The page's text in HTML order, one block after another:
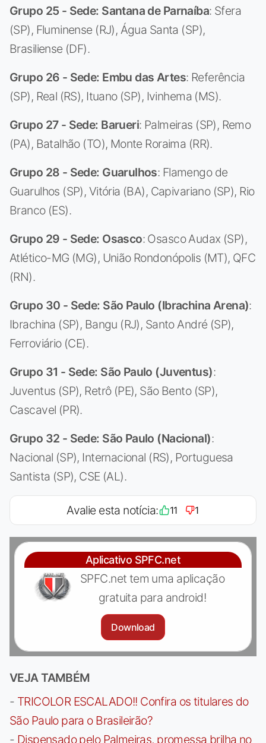
Grupo 25 - Sede: Santana de Parnaíba: Sfera
(SP), Fluminense (RJ), Água Santa (SP),
Brasiliense (DF).
Grupo 26 - Sede: Embu das Artes: Referência
(SP), Real (RS), Ituano (SP), Ivinhema (MS).
Grupo 27 - Sede: Barueri: Palmeiras (SP), Remo
(PA), Batalhão (TO), Monte Roraima (RR).
Grupo 28 - Sede: Guarulhos: Flamengo de
Guarulhos (SP), Vitória (BA), Capivariano (SP), Rio
Branco (ES).
Grupo 29 - Sede: Osasco: Osasco Audax (SP),
Atlético-MG (MG), União Rondonópolis (MT), QFC
(RN).
Grupo 30 - Sede: São Paulo (Ibrachina Arena):
Ibrachina (SP), Bangu (RJ), Santo André (SP),
Ferroviário (CE).
Grupo 31 - Sede: São Paulo (Juventus):
Juventus (SP), Retrô (PE), São Bento (SP),
Cascavel (PR).
Grupo 32 - Sede: São Paulo (Nacional):
Nacional (SP), Internacional (RS), Portuguesa
Santista (SP), CSE (AL).
Avalie esta notícia: 11 1
Aplicativo SPFC.net
SPFC.net tem uma aplicação
gratuita para android!
Download
VEJA TAMBÉM
- TRICOLOR ESCALADO!! Confira os titulares do
São Paulo para o Brasileirão?
- Dispensado pelo Palmeiras, promessa brilha no